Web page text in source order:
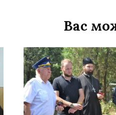
Вас